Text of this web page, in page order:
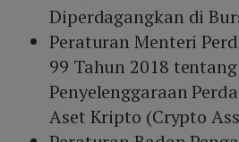
Diperdagangkan di
Peraturan Menteri
99 Tahun 2018
Penyelenggaraan
Aset Kripto (Crypto